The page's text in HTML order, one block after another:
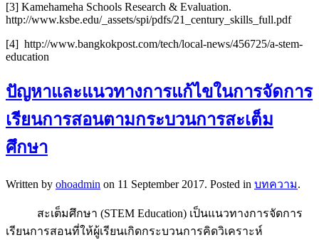
[3] Kamehameha Schools Research & Evaluation.
http://www.ksbe.edu/_assets/spi/pdfs/21_century_skills_full.pdf
[4] http://www.bangkokpost.com/tech/local-news/456725/a-stem-
education
ปัญหาและแนวทางการแก้ไขในการจัดการ
เรียนการสอนตามกระบวนการสะเต็ม
ศึกษา
Written by ohoadmin on 11 September 2017. Posted in บทความ.
สะเต็มศึกษา (STEM Education) เป็นแนวทางการจัดการ
เรียนการสอนที่ให้ผู้เรียนเกิดกระบวนการคิดวิเคราะห์